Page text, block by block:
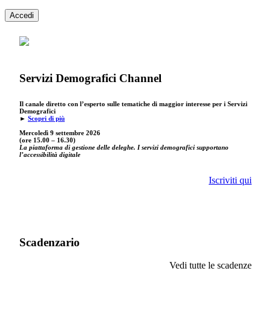
Accedi
Servizi Demografici Channel
Il canale diretto con l’esperto sulle tematiche di maggior interesse per i Servizi
Demografici
► Scopri di più
Mercoledì 9 settembre 2026
(ore 15.00 – 16.30)
La piattaforma di gestione delle deleghe. I servizi demografici supportano
l’accessibilità digitale
Iscriviti qui
Scadenzario
Vedi tutte le scadenze